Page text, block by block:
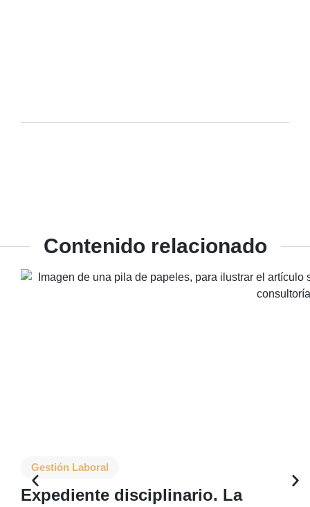
Contenido relacionado
Gestión Laboral
Expediente disciplinario. La